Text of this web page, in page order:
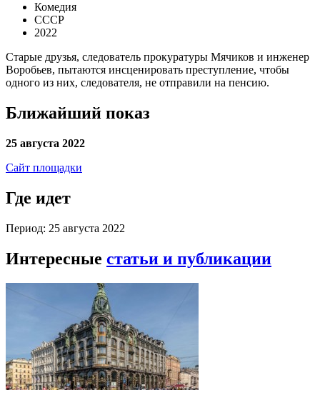
Комедия
СССР
2022
Старые друзья, следователь прокуратуры Мячиков и инженер
Воробьев, пытаются инсценировать преступление, чтобы
одного из них, следователя, не отправили на пенсию.
Ближайший показ
25 августа 2022
Сайт площадки
Где идет
Период: 25 августа 2022
Интересные статьи и публикации